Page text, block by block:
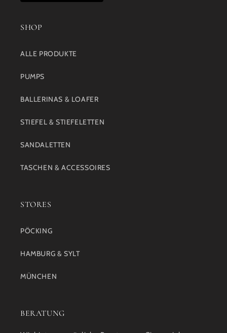
SHOP
ALLE PRODUKTE
PUMPS
BALLERINAS & LOAFER
STIEFEL & STIEFELETTEN
SANDALETTEN
TASCHEN & ACCESSOIRES
STORES
PÖCKING
HAMBURG & SYLT
MÜNCHEN
BERATUNG